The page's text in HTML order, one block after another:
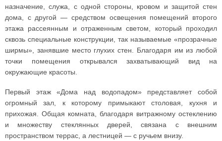
назначение, служа, с одной стороны, кровом и защитой стен
дома, с другой — средством освещения помещений второго
этажа рассеянным и отраженным светом, который проходил
сквозь специальные конструкции, так называемые «прозрачные
ширмы», занявшие место глухих стен. Благодаря им из любой
точки помещения открывался захватывающий вид на
окружающие красоты.
Первый этаж «Дома над водопадом» представляет собой
огромный зал, к которому примыкают столовая, кухня и
прихожая. Общая комната, благодаря витражному остеклению
и множеству стеклянных дверей, связана с внешним
пространством террас, а лестницей — с ручьем внизу.